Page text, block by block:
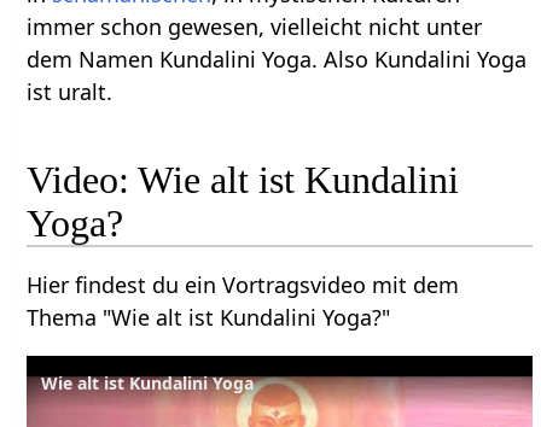
immer schon gewesen, vielleicht nicht unter
dem Namen Kundalini Yoga. Also Kundalini Yoga
ist uralt.
Video: Wie alt ist Kundalini
Yoga?
Hier findest du ein Vortragsvideo mit dem
Thema "Wie alt ist Kundalini Yoga?"
Wie alt ist Kundalini Yoga